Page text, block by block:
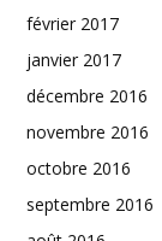
février 2017
janvier 2017
décembre 2016
novembre 2016
octobre 2016
septembre 2016